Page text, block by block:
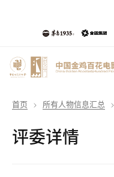
首页 所有人物信息汇总
评委详情